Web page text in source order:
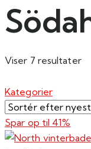
Viser 7 resultater
Kategorier
Spar op til 41%